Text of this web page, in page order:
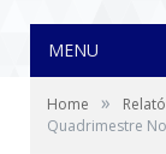
MENU
Home »
Quadrimestre